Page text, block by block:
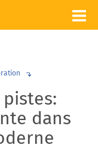
sols
et décoration
dans